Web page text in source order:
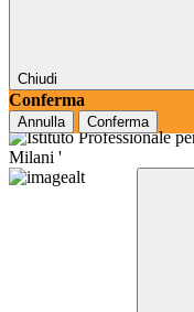
Chiudi
Conferma
Annulla Conferma